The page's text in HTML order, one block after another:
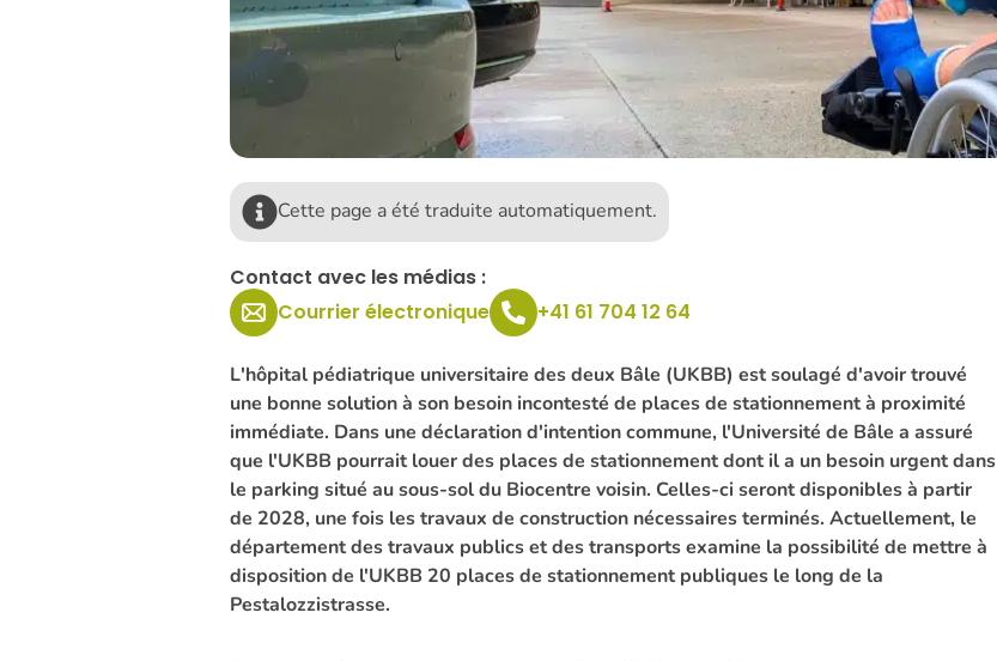
Cette page a été traduite automatiquement.
Contact avec les médias :
Courrier électronique
+41 61 704 12 64
L'hôpital pédiatrique universitaire des deux Bâle (UKBB) est soulagé d'avoir trouvé
une bonne solution à son besoin incontesté de places de stationnement à proximité
immédiate. Dans une déclaration d'intention commune, l'Université de Bâle a assuré
que l'UKBB pourrait louer des places de stationnement dont il a un besoin urgent dans
le parking situé au sous-sol du Biocentre voisin. Celles-ci seront disponibles à partir
de 2028, une fois les travaux de construction nécessaires terminés. Actuellement, le
département des travaux publics et des transports examine la possibilité de mettre à
disposition de l'UKBB 20 places de stationnement publiques le long de la
Pestalozzistrasse.